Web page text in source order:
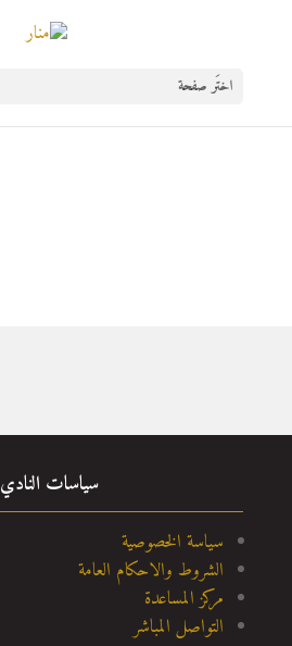
اختَر صفحة
سياسات النادي
سياسة الخصوصية
الشروط والاحكام العامة
مركز المساعدة
التواصل المباشر